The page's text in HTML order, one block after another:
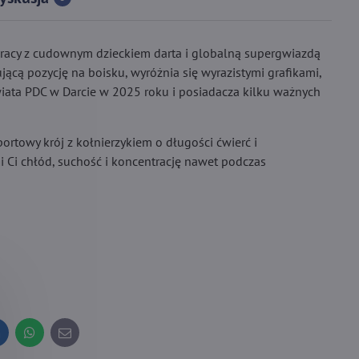
z cudownym dzieckiem darta i globalną supergwiazdą
pozycję na boisku, wyróżnia się wyrazistymi grafikami,
PDC w Darcie w 2025 roku i posiadacza kilku ważnych
krój z kołnierzykiem o długości ćwierć i
chłód, suchość i koncentrację nawet podczas
WhatsApp
E-
mail